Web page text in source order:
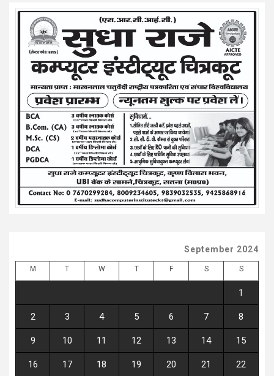
September 2024
M T W T F S S
1
2 3 4 5 6 7 8
9 10 11 12 13 14 15
16 17 18 19 20 21 22